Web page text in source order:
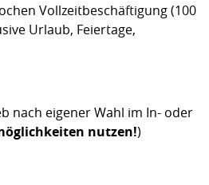
Vollzeitbeschäftigung (100
Urlaub, Feiertage,
nach eigener Wahl im In- oder
nutzen!)